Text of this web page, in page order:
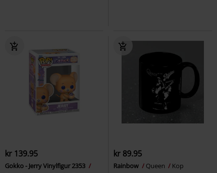
kr 139.95
Gokko - Jerry Vinylfigur 2353
kr 89.95
Rainbow Queen Kop